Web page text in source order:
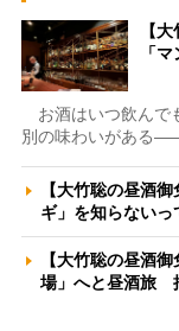
【
「
お酒はいつ飲んで
別の味わいがある
【大竹聡の昼酒
ギ」を知らない
【大竹聡の昼酒
場」へと昼酒旅